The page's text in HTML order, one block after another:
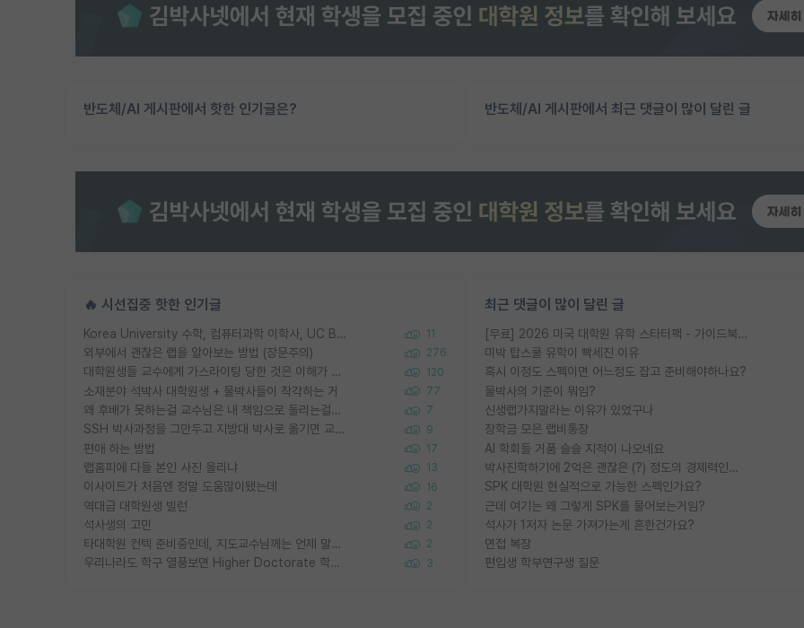
반도체/AI 게시판에서 핫한 인기글은? 반도체/AI 게시판에서 최근 댓글이 많이 달린 글
🔥 시선집중 핫한 인기글
Korea University 수학, 컴퓨터과학 이학사, UC Berkeley 산업공학 대학원 공학박사가 되는 것은 쉽지 않겠죠? 11
외부에서 괜찮은 랩을 알아보는 방법 (장문주의) 276
대학원생들 교수에게 가스라이팅 당한 것은 이해가 갑니다. 안타깝네요. 120
소재분야 석박사 대학원생 + 물박사들이 착각하는 거 77
왜 후배가 못하는걸 교수님은 내 책임으로 돌리는걸까요? 7
SSH 박사과정을 그만두고 지방대 박사로 옮기면 교수의 꿈은 끝일까요? 9
편애 하는 방법 17
랩홈피에 다들 본인 사진 올리냐 13
이사이트가 처음엔 정말 도움많이됐는데 16
역대급 대학원생 빌런 2
석사생의 고민 2
타대학원 컨텍 준비중인데, 지도교수님께는 언제 말씀드려야 할까요? 2
우리나라도 학구 열풍보면 Higher Doctorate 학위가 필요하다고 봅니다. 3
최근 댓글이 많이 달린 글
[무료] 2026 미국 대학원 유학 스타터팩 - 가이드북 & 합격자 컨택메일 템플릿
미박 탑스쿨 유학이 빡세진 이유
혹시 이정도 스펙이면 어느정도 잡고 준비해야하나요?
물박사의 기준이 뭐임?
신생랩가지말라는 이유가 있었구나
장학금 모은 랩비통장
AI 학회들 거품 슬슬 지적이 나오네요
박사진학하기에 2억은 괜찮은 (?) 정도의 경제력인가요
SPK 대학원 현실적으로 가능한 스펙인가요?
근데 여기는 왜 그렇게 SPK를 물어보는거임?
석사가 1저자 논문 가져가는게 흔한건가요?
면접 복장
편입생 학부연구생 질문